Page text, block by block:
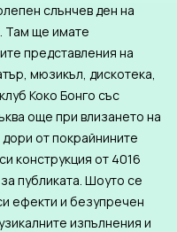
слънчев ден на
Там ще имате
представления на
мюзикъл, дискотека,
Коко Бонго със
още при влизането на
от покрайнините
конструкция от 4016
публиката. Шоуто се
ефекти и безупречен
изпълнения и